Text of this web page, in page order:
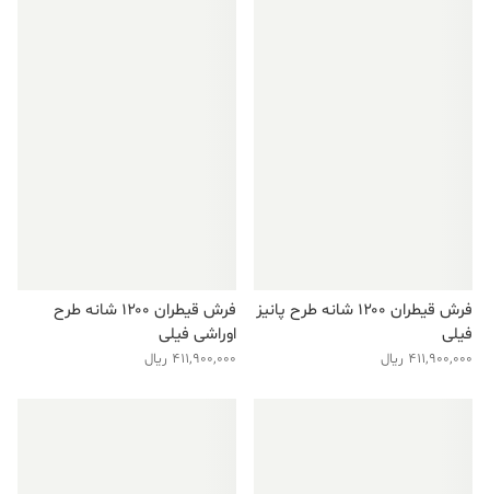
فرش قیطران ۱۲۰۰ شانه طرح پانیز
فیلی
411,900,000 ریال
فرش قیطران ۱۲۰۰ شانه طرح
اوراشی فیلی
411,900,000 ریال